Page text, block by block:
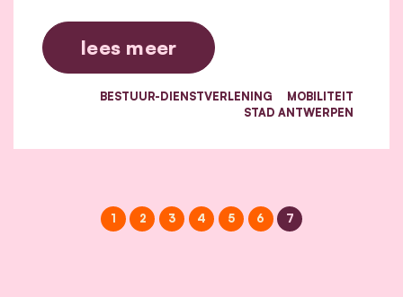
lees meer
BESTUUR-DIENSTVERLENING
MOBILITEIT
STAD ANTWERPEN
1 2 3 4 5 6 7